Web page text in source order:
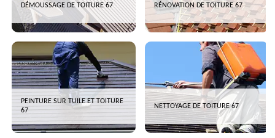
DÉMOUSSAGE DE TOITURE 67 RÉNOVATION DE TOITURE 67
PEINTURE SUR TUILE ET TOITURE
67
NETTOYAGE DE TOITURE 67